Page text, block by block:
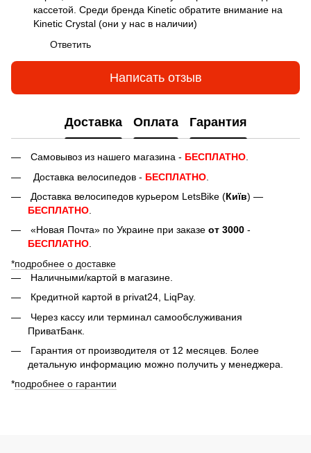
кассетой. Среди бренда Kinetic обратите внимание на
Kinetic Crystal (они у нас в наличии)
Ответить
Написать отзыв
Доставка Оплата Гарантия
Самовывоз из нашего магазина - БЕСПЛАТНО.
Доставка велосипедов - БЕСПЛАТНО
Доставка велосипедов курьером LetsBike (Київ) —
БЕСПЛАТНО
«Новая Почта» по Украине при заказе от 3000 -
БЕСПЛАТНО.
*подробнее о доставке
Наличными/картой в магазине.
Кредитной картой в privat24, LiqPay.
Через кассу или терминал самообслуживания
ПриватБанк.
Гарантия от производителя от 12 месяцев. Более
детальную информацию можно получить у менеджера.
*подробнее о гарантии